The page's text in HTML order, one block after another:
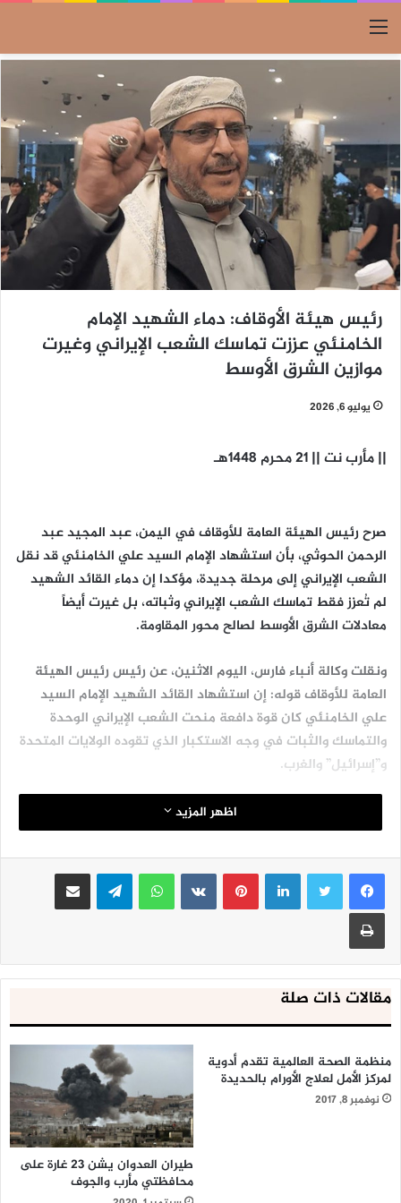
القائمة
رئيس هيئة الأوقاف: دماء الشهيد الإمام
الخامنئي عززت تماسك الشعب الإيراني وغيرت
موازين الشرق الأوسط
يوليو 6, 2026
|| مأرب نت || 21 محرم 1448هـ
صرح رئيس الهيئة العامة للأوقاف في اليمن، عبد المجيد عبد
الرحمن الحوثي، بأن استشهاد الإمام السيد علي الخامنئي قد نقل
الشعب الإيراني إلى مرحلة جديدة، مؤكدا إن دماء القائد الشهيد
لم تُعزز فقط تماسك الشعب الإيراني وثباته، بل غيرت أيضاً
معادلات الشرق الأوسط لصالح محور المقاومة.
ونقلت وكالة أنباء فارس، اليوم الاثنين، عن رئيس رئيس الهيئة
العامة للأوقاف قوله: إن استشهاد القائد الشهيد الإمام السيد
علي الخامنئي كان قوة دافعة منحت الشعب الإيراني الوحدة
والتماسك والثبات في وجه الاستكبار الذي تقوده الولايات المتحدة
و”إسرائيل” والغرب.
وأضاف:” لقد رفع الشعب الإيراني راية الحرية والمقاومة ضد
الاستكبار العالمي منذ ثورة الإمام الخميني (رض)، ولا يزال يواصل
مسيرته بنفس الروح حتى اليوم”.
وأكد أن الشعب الإيراني قد دخل مرحلة جديدة وشرق أوسط جديد
باستشهاد قائده العظيم، قائلاً إن هذا الشرق الأوسط ليس ما
تريده أمريكا والصهاينة، بل هو المستقبل الذي ناضل من أجله
الشعب الإيراني والشعوب الإسلامية والحرة ومحور المقاومة.
وأشار الحوثي إلى أن الشعب الإيراني انتصر بعد هذه الحرب
العظيمة، كما أقرّ أعداؤه، قائلاً: لقد تكبّدت أمريكا خسائر مالية
فادحة بلغت مئات المليارات من الدولارات في هذه المعركة، فضلاً
عن أنها فقدت هيبتها وقوتها ومكانتها العالمية، وقبلت في نهاية
المطاف شروط الجمهورية الإسلامية الإيرانية رغماً عنها.
وأوضح رئيس هيئة الأوقاف العامة في الجمهورية اليمنية، أن
محور المقاومة اليوم في اليمن وإيران والعراق ولبنان وفلسطين
اظهر المزيد
لينكدإنبينتيريست واتساب تيلقرام مشاركة عبر البريد
طباعة
مقالات ذات صلة
منظمة الصحة العالمية تقدم أدوية
لمركز الأمل لعلاج الأورام بالحديدة
نوفمبر 8, 2017
طيران العدوان يشن 23 غارة على
محافظتي مأرب والجوف